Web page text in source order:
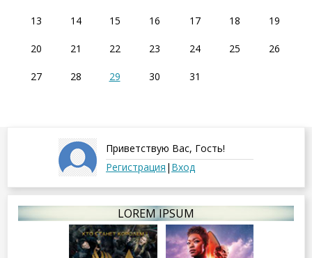
13 14 15 16 17 18 19
20 21 22 23 24 25 26
27 28 29 30 31
Приветствую Вас, Гость!
Регистрация | Вход
LOREM IPSUM